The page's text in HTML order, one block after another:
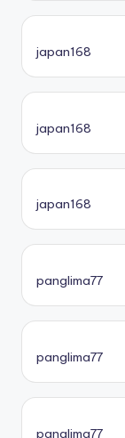
japan168
japan168
japan168
panglima77
panglima77
panglima77